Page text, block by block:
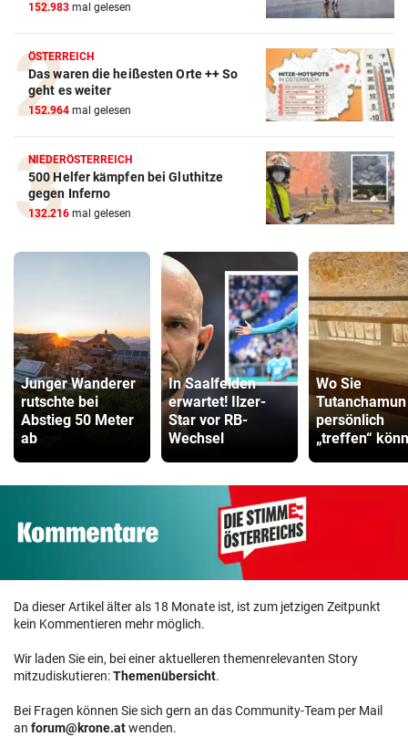
152.983 mal gelesen
ÖSTERREICH
Das waren die heißesten Orte ++ So
geht es weiter
152.964 mal gelesen
NIEDERÖSTERREICH
500 Helfer kämpfen bei Gluthitze
gegen Inferno
132.216 mal gelesen
Junger Wanderer
rutschte bei
Abstieg 50 Meter
ab
In Saalfelden
erwartet! Ilzer-
Star vor RB-
Wechsel
Wo Sie
Tutanchamun
persönlich
„treffen“
Da dieser Artikel älter als 18 Monate ist, ist zum jetzigen Zeitpunkt
kein Kommentieren mehr möglich.
Wir laden Sie ein, bei einer aktuelleren themenrelevanten Story
mitzudiskutieren:Themenübersicht.
Bei Fragen können Sie sich gern an das Community-Team per Mail
an forum@krone.atwenden.